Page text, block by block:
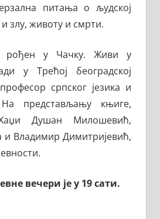
питања о људској
злу, животу и смрти.
рођен у Чачку. Живи у
у Трећој београдској
српског језика и
представљању књиге,
Душан Милошевић,
и Владимир Димитријевић,
вечери је у 19 сати.